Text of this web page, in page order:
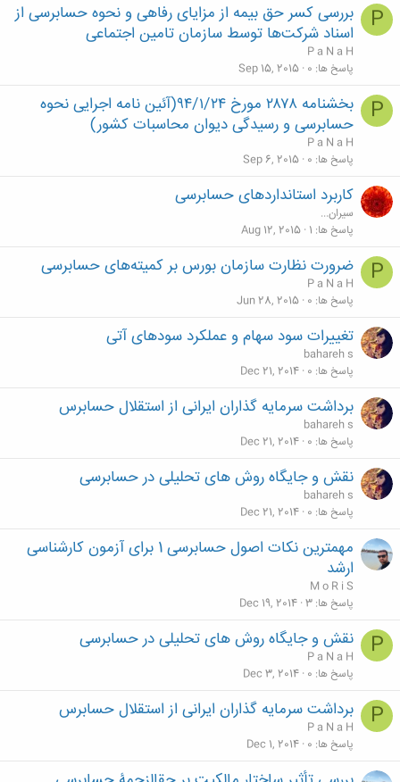
P
بررسی کسر حق بیمه از مزایای رفاهی و نحوه حسابرسی از
اسناد شرکت‌ها توسط سازمان تامین اجتماعی
P a N a H
پاسخ ها 0
Sep 15, 2015
P
بخشنامه ۲۸۷۸ مورخ ۹۴/۱/۲۴(آئین نامه اجرایی نحوه
حسابرسی و رسیدگی دیوان محاسبات کشور)
P a N a H
پاسخ ها 0
Sep 6, 2015
کاربرد استانداردهای حسابرسی
سیران...
پاسخ ها 1
Aug 12, 2015
P ضرورت نظارت سازمان بورس بر کمیته‌های حسابرسی
P a N a H
پاسخ ها 0
Jun 28, 2015
تغییرات سود سهام و عملکرد سودهای آتی
bahareh s
پاسخ ها 0
Dec 21, 2014
برداشت سرمایه گذاران ایرانی از استقلال حسابرس
bahareh s
پاسخ ها 0
Dec 21, 2014
نقش و جایگاه روش های تحلیلی در حسابرسی
bahareh s
پاسخ ها 0
Dec 21, 2014
مهمترین نکات اصول حسابرسی 1 برای آزمون کارشناسی
ارشد
M o R i S
پاسخ ها 3
Dec 19, 2014
P نقش و جایگاه روش های تحلیلی در حسابرسی
P a N a H
پاسخ ها 0
Dec 3, 2014
P برداشت سرمایه گذاران ایرانی از استقلال حسابرس
P a N a H
پاسخ ها 0
Dec 1, 2014